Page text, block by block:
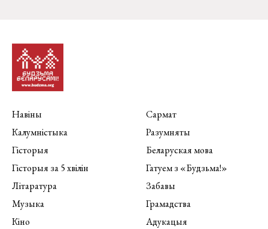
Навіны
Калумністыка
Гісторыя
Гісторыя за 5 хвілін
Літаратура
Музыка
Кіно
Сармат
Разумняты
Беларуская мова
Гатуем з «Будзьма!»
Забавы
Грамадства
Адукацыя